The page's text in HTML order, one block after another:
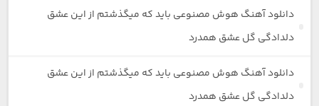
دانلود آهنگ هوش مصنوعی باید که میگذشتم از این عشق
دلدادگی گل عشق همدرد
دانلود آهنگ هوش مصنوعی باید که میگذشتم از این عشق
دلدادگی گل عشق همدرد